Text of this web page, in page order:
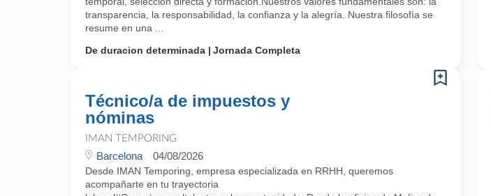
transparencia, la responsabilidad, la confianza y la alegría. Nuestra filosofía se
resume en una ...
De duracion determinada
Jornada Completa
Técnico/a de impuestos y
nóminas
IMAN TEMPORING
Barcelona 04/08/2026
Desde IMAN Temporing, empresa especializada en RRHH, queremos
acompañarte en tu trayectoria